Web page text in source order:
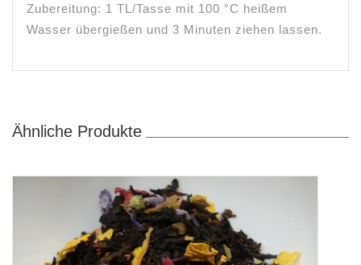
Zubereitung: 1 TL/Tasse mit 100 °C heißem
Wasser übergießen und 3 Minuten ziehen lassen.
Ähnliche Produkte